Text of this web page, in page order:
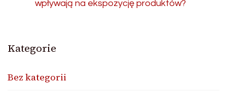
wpływają na ekspozycję produktów?
Kategorie
Bez kategorii